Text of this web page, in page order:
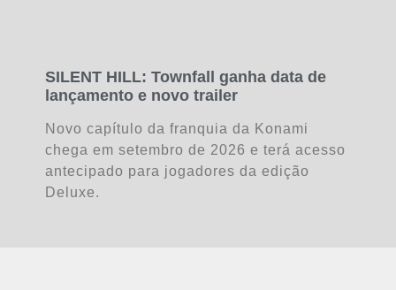
SILENT HILL: Townfall ganha data de
lançamento e novo trailer
Novo capítulo da franquia da Konami
chega em setembro de 2026 e terá acesso
antecipado para jogadores da edição
Deluxe.